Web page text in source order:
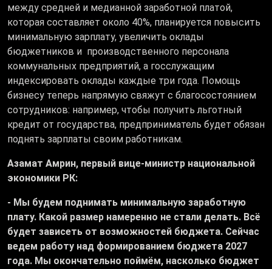
между средней и медианной заработной платой,
которая составляет около 40%, планируется повысить
минимальную зарплату, увеличить оклады
бюджетников и производственного персонала
коммунальных предприятий, а госслужащим
индексировать оклады каждые три года. Помощь
бизнесу теперь напрямую свяжут с благосостоянием
сотрудников: например, чтобы получить льготный
кредит от государства, предприниматель будет обязан
поднять зарплаты своим работникам.
Азамат Амрин, первый вице-министр национальной
экономики РК:
- Мы будем поднимать минимальную заработную
плату. Какой размер намеренно не стали делать. Всё
будет зависеть от возможностей бюджета. Сейчас
ведем работу над формированием бюджета 2027
года. Мы окончательно поймём, насколько бюджет